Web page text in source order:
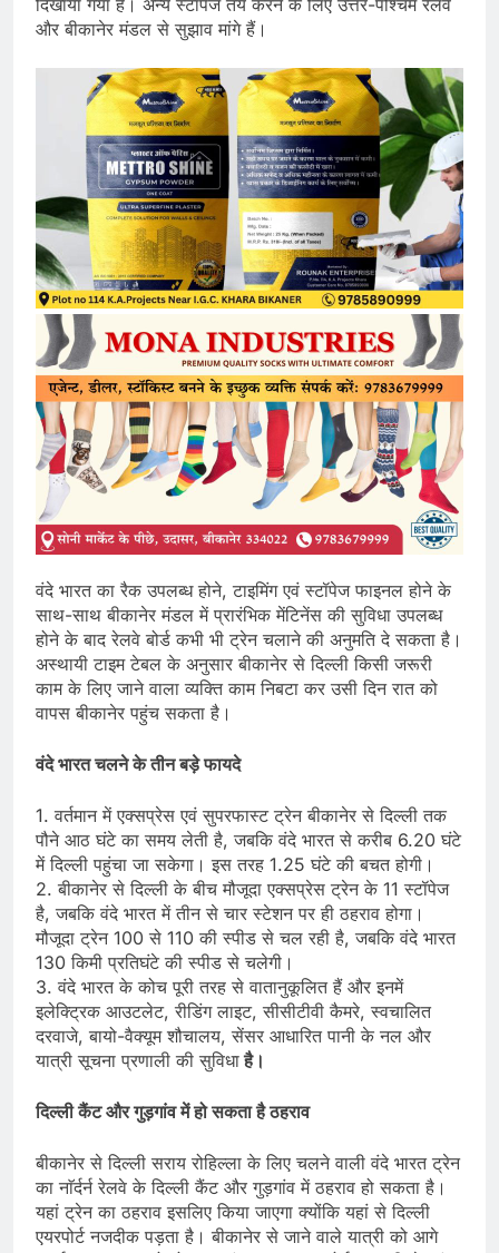
और ‎बीकानेर मंडल से सुझाव मांगे हैं।‎
वंदे भारत का रैक उपलब्ध ‎होने, टाइमिंग एवं स्टॉपेज फाइनल होने के‎
साथ-साथ बीकानेर मंडल में प्रारंभिक मेंटिनेंस की सुविधा उपलब्ध
होने के बाद रेलवे बोर्ड कभी भी ट्रेन चलाने की ‎अनुमति दे सकता है।‎
अस्थायी टाइम टेबल के अनुसार बीकानेर से दिल्ली किसी जरूरी
काम के लिए जाने वाला व्यक्ति काम निबटा कर उसी दिन रात को
वापस बीकानेर पहुंच सकता है।
वंदे भारत‎ चलने के तीन बड़े फायदे
1. वर्तमान में एक्सप्रेस एवं‎ सुपरफास्ट ट्रेन बीकानेर से दिल्ली ‎तक
पौने आठ घंटे का समय लेती ‎है, जबकि वंदे भारत से करीब 6.20 घंटे
में दिल्ली पहुंचा जा ‎सकेगा। इस तरह 1.25 घंटे की‎ बचत होगी।‎
2. बीकानेर से दिल्ली के बीच‎ मौजूदा एक्सप्रेस ट्रेन के 11 स्टॉपेज
‎है, जबकि वंदे भारत में तीन से चार ‎स्टेशन पर ही ठहराव होगा।
मौजूदा ट्रेन‎ 100 से 110 की स्पीड से चल रही ‎है, जबकि वंदे भारत
130 किमी प्रतिघंटे की स्पीड ‎से चलेगी।‎
3. वंदे भारत के कोच पूरी तरह से ‎वातानुकूलित हैं और इनमें
इलेक्ट्रिक‎ आउटलेट, रीडिंग लाइट, सीसीटीवी ‎कैमरे, स्वचालित
दरवाजे,‎ बायो-वैक्यूम शौचालय, सेंसर ‎आधारित पानी के नल और
यात्री ‎सूचना प्रणाली की सुविधाहै।‎
दिल्ली कैंट और गुड़गांव में हो सकता है ठहराव
बीकानेर से दिल्ली सराय रोहिल्ला के लिए चलने वाली वंदे भारत ट्रेन
का नाॅर्दर्न रेलवे के दिल्ली कैंट और गुड़गांव में ठहराव हो सकता है।
यहां ट्रेन का ठहराव इसलिए किया जाएगा क्योंकि यहां से दिल्ली
एयरपोर्ट नजदीक पड़ता है। बीकानेर से जाने वाले यात्री को आगे